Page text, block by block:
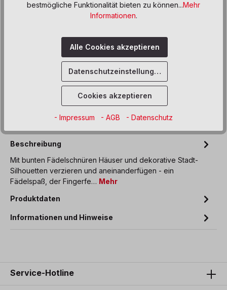
auswählen
Produkt Anzahl: Gib den
In den Warenkorb
Sofort verfügbar, Lieferzeit: 5 Werktage
Zum Merkzettel hinzufügen
Beschreibung
Mit bunten Fädelschnüren Häuser und dekorative Stadt-
Silhouetten verzieren und aneinanderfügen - ein
Fädelspaß, der Fingerfe… Mehr
Produktdaten
Informationen und Hinweise
Service-Hotline
bestmögliche Funktionalität bieten zu können...Mehr
Informationen.
Alle Cookies akzeptieren
Datenschutzeinstellungen
Cookies akzeptieren
- Impressum - AGB - Datenschutz